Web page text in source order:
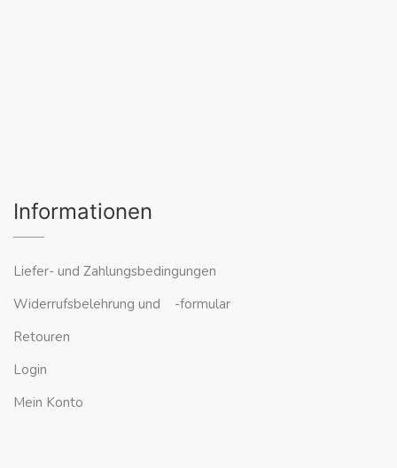
Informationen
Liefer- und Zahlungsbedingungen
Widerrufsbelehrung und -formular
Retouren
Login
Mein Konto